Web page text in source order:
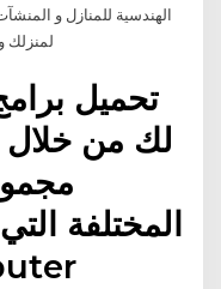
الهندسية للمنازل و
لمنزلك
تحميل
لك من خلال
المختلفة